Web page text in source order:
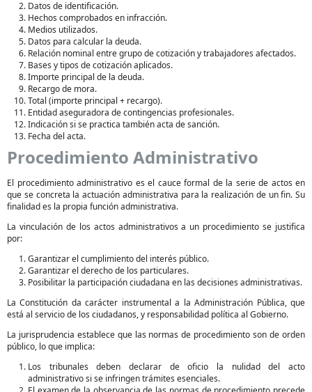
Datos de identificación.
Hechos comprobados en infracción.
Medios utilizados.
Datos para calcular la deuda.
Relación nominal entre grupo de cotización y trabajadores afectados.
Bases y tipos de cotización aplicados.
Importe principal de la deuda.
Recargo de mora.
Total (importe principal + recargo).
Entidad aseguradora de contingencias profesionales.
Indicación si se practica también acta de sanción.
Fecha del acta.
Procedimiento Administrativo
El procedimiento administrativo es el cauce formal de la serie de actos en
que se concreta la actuación administrativa para la realización de un fin. Su
finalidad es la propia función administrativa.
La vinculación de los actos administrativos a un procedimiento se justifica
por:
Garantizar el cumplimiento del interés público.
Garantizar el derecho de los particulares.
Posibilitar la participación ciudadana en las decisiones administrativas.
La Constitución da carácter instrumental a la Administración Pública, que
está al servicio de los ciudadanos, y responsabilidad política al Gobierno.
La jurisprudencia establece que las normas de procedimiento son de orden
público, lo que implica:
Los tribunales deben declarar de oficio la nulidad del acto
administrativo si se infringen trámites esenciales.